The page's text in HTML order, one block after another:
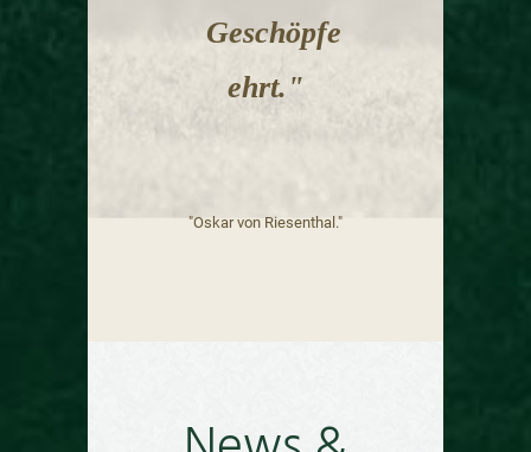
Geschöpfe
ehrt."
"Oskar von Riesenthal."